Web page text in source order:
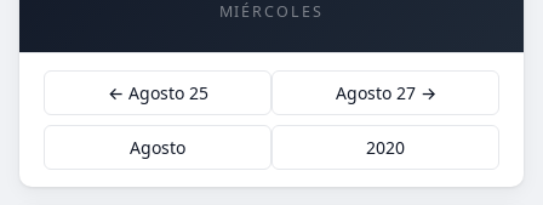
MIÉRCOLES
← Agosto 25 Agosto 27 →
Agosto 2020